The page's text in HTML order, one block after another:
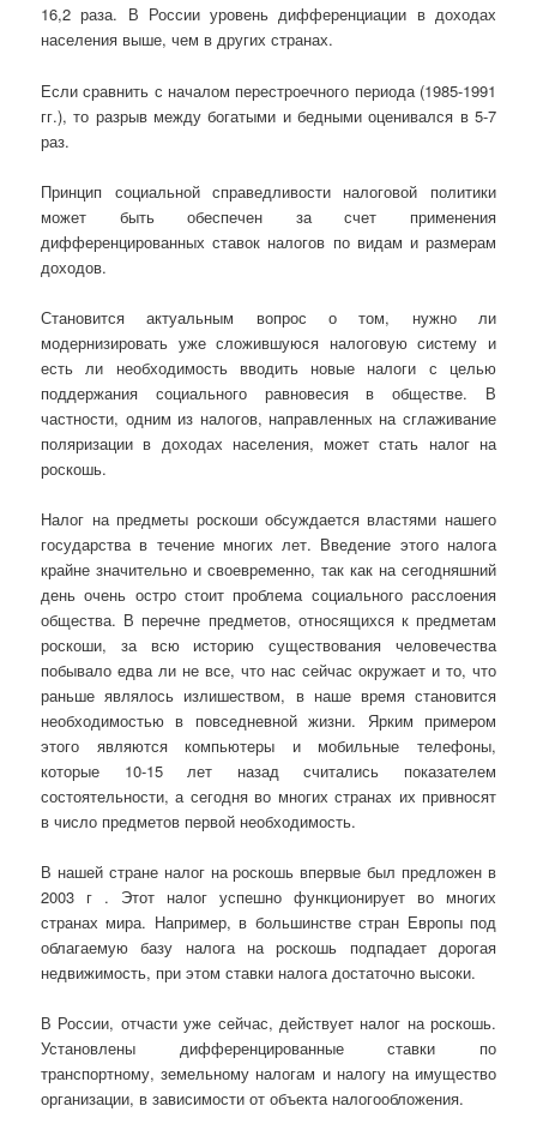
16,2 раза. В России уровень дифференциации в доходах
населения выше, чем в других странах.
Если сравнить с началом перестроечного периода (1985-1991
гг.), то разрыв между богатыми и бедными оценивался в 5-7
раз.
Принцип социальной справедливости налоговой политики
может быть обеспечен за счет применения
дифференцированных ставок налогов по видам и размерам
доходов.
Становится актуальным вопрос о том, нужно ли
модернизировать уже сложившуюся налоговую систему и
есть ли необходимость вводить новые налоги с целью
поддержания социального равновесия в обществе. В
частности, одним из налогов, направленных на сглаживание
поляризации в доходах населения, может стать налог на
роскошь.
Налог на предметы роскоши обсуждается властями нашего
государства в течение многих лет. Введение этого налога
крайне значительно и своевременно, так как на сегодняшний
день очень остро стоит проблема социального расслоения
общества. В перечне предметов, относящихся к предметам
роскоши, за всю историю существования человечества
побывало едва ли не все, что нас сейчас окружает и то, что
раньше являлось излишеством, в наше время становится
необходимостью в повседневной жизни. Ярким примером
этого являются компьютеры и мобильные телефоны,
которые 10-15 лет назад считались показателем
состоятельности, а сегодня во многих странах их привносят
в число предметов первой необходимость.
В нашей стране налог на роскошь впервые был предложен в
2003 г . Этот налог успешно функционирует во многих
странах мира. Например, в большинстве стран Европы под
облагаемую базу налога на роскошь подпадает дорогая
недвижимость, при этом ставки налога достаточно высоки.
В России, отчасти уже сейчас, действует налог на роскошь.
Установлены дифференцированные ставки по
транспортному, земельному налогам и налогу на имущество
организации, в зависимости от объекта налогообложения.